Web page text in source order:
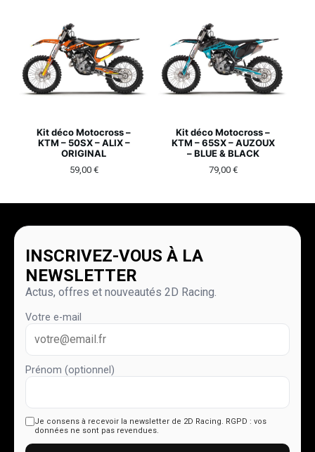
Kit déco Motocross –
KTM – 50SX – ALIX –
ORIGINAL
59,00 €
Kit déco Motocross –
KTM – 65SX – AUZOUX
– BLUE & BLACK
79,00 €
INSCRIVEZ-VOUS À LA
NEWSLETTER
Actus, offres et nouveautés 2D Racing.
Votre e-mail
Prénom (optionnel)
Je consens à recevoir la newsletter de 2D Racing. RGPD : vos
données ne sont pas revendues.